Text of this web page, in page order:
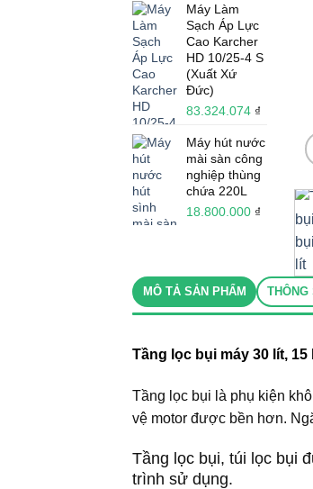
Máy Làm
Sạch Áp Lực
Cao Karcher
HD 10/25-4 S
(Xuất Xứ
Đức)
83.324.074 ₫
Máy hút nước
mài sàn công
nghiệp thùng
chứa 220L
18.800.000 ₫
MÔ TẢ SẢN PHẨM THÔNG
Tầng lọc bụi máy 30 lít, 15
Tầng lọc bụi là phụ kiện
vệ motor được bền hơn.
Tầng lọc bụi, túi lọc bụi
trình sử dụng.